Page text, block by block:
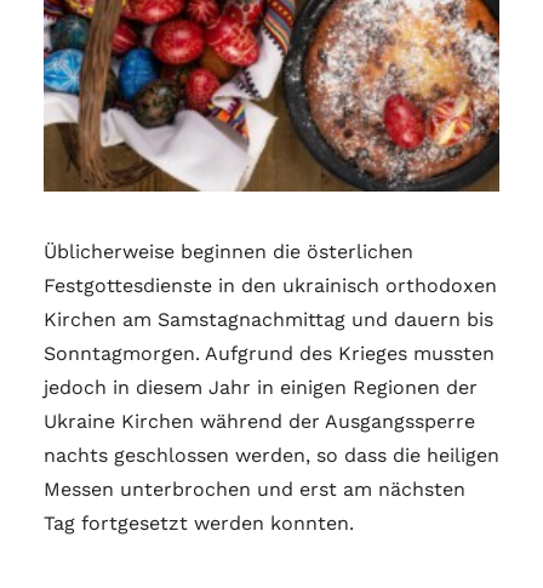
Üblicherweise beginnen die österlichen
Festgottesdienste in den ukrainisch orthodoxen
Kirchen am Samstagnachmittag und dauern bis
Sonntagmorgen. Aufgrund des Krieges mussten
jedoch in diesem Jahr in einigen Regionen der
Ukraine Kirchen während der Ausgangssperre
nachts geschlossen werden, so dass die heiligen
Messen unterbrochen und erst am nächsten
Tag fortgesetzt werden konnten.